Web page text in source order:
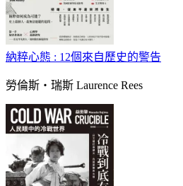
納粹心態 : 12個來自歷史的警告
勞倫斯‧瑞斯 Laurence Rees